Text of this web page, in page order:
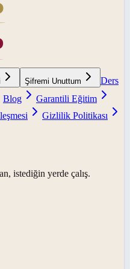
Şifremi Unuttum
Ders
Blog
Garantili Eğitim
Gizlilik Politikası
istediğin yerde çalış.